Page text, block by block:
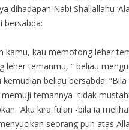
dihadapan Nabi Shallallahu
bersabda:
kamu, kau memotong leher
leher temanmu, ” beliau
kemudian beliau bersabda:
memuji temannya -tidak
‘Aku kira fulan -bila ia
seorang pun atas